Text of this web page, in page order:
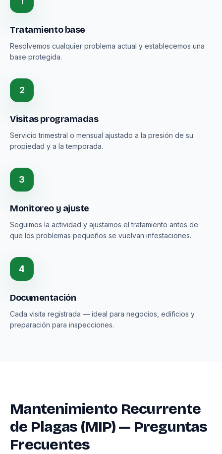
Tratamiento base
Resolvemos cualquier problema actual y establecemos una
base protegida.
2
Visitas programadas
Servicio trimestral o mensual ajustado a la presión de su
propiedad y a la temporada.
3
Monitoreo y ajuste
Seguimos la actividad y ajustamos el tratamiento antes de
que los problemas pequeños se vuelvan infestaciones.
4
Documentación
Cada visita registrada — ideal para negocios, edificios y
preparación para inspecciones.
Mantenimiento Recurrente
de Plagas (MIP) — Preguntas
Frecuentes